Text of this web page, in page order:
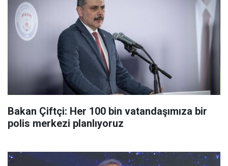
Bakan Çiftçi: Her 100 bin vatandaşımıza bir
polis merkezi planlıyoruz